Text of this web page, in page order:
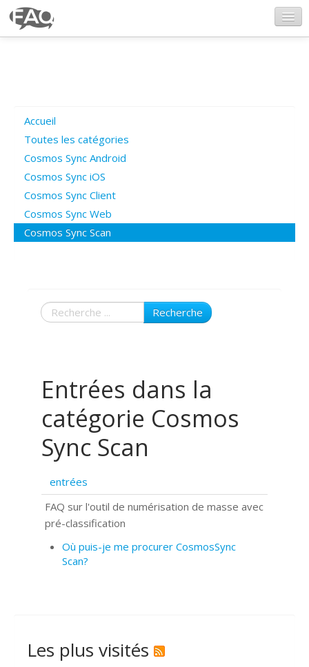
Poser une question
Questions ouvertes
Connexion
Accueil
Toutes les catégories
Cosmos Sync Android
Cosmos Sync iOS
Cosmos Sync Client
Cosmos Sync Web
Cosmos Sync Scan
Recherche
Entrées dans la
catégorie Cosmos
Sync Scan
entrées
FAQ sur l'outil de numérisation de masse avec
pré-classification
Où puis-je me procurer CosmosSync
Scan?
Les plus visités